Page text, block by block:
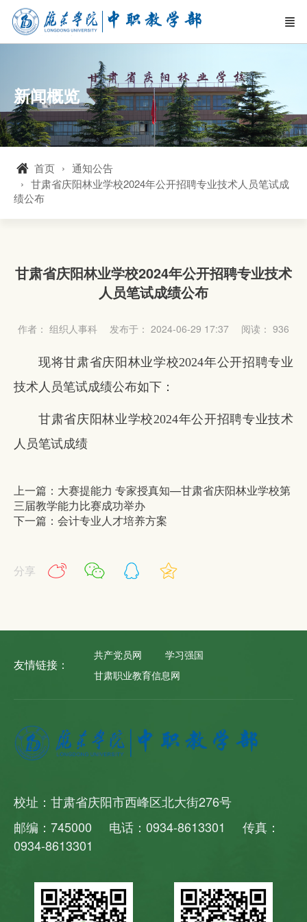
新闻概览
首页
通知公告
甘肃省庆阳林业学校2024年公开招聘专业技术人员笔试成
绩公布
甘肃省庆阳林业学校2024年公开招聘专业技术
人员笔试成绩公布
作者： 组织人事科 发布于： 2024-06-29 17:37 阅读： 936
现将甘肃省庆阳林业学校2024年公开招聘专业
技术人员笔试成绩公布如下：
甘肃省庆阳林业学校2024年公开招聘专业技术
人员笔试成绩
上一篇：大赛提能力 专家授真知—甘肃省庆阳林业学校第
三届教学能力比赛成功举办
下一篇：会计专业人才培养方案
分享
友情链接：
共产党员网
学习强国
甘肃职业教育信息网
校址：甘肃省庆阳市西峰区北大街276号
邮编：745000 电话：0934-8613301 传真：
0934-8613301